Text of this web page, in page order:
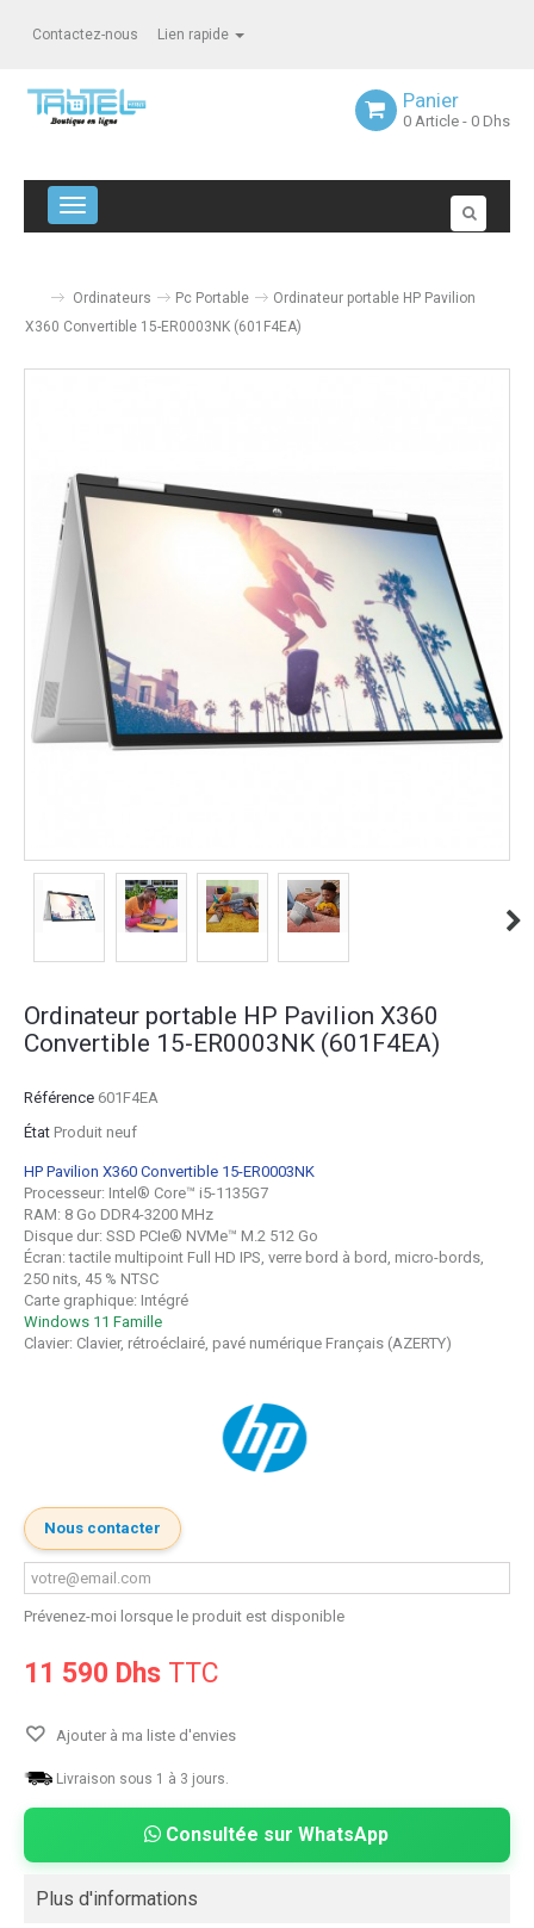
Contactez-nous Lien rapide
Panier
0 Article - 0 Dhs
Navigation bascule
Ordinateurs Pc Portable
Ordinateur portable HP Pavilion
X360 Convertible 15-ER0003NK (601F4EA)
Ordinateur portable HP Pavilion X360
Convertible 15-ER0003NK (601F4EA)
Référence 601F4EA
État Produit neuf
HP Pavilion X360 Convertible 15-ER0003NK
Processeur: Intel® Core™ i5-1135G7
RAM: 8 Go DDR4-3200 MHz
Disque dur: SSD PCIe® NVMe™ M.2 512 Go
Écran: tactile multipoint Full HD IPS, verre bord à bord, micro-bords,
250 nits, 45 % NTSC
Carte graphique: Intégré
Windows 11 Famille
Clavier: Clavier, rétroéclairé, pavé numérique Français (AZERTY)
Nous contacter
Prévenez-moi lorsque le produit est disponible
11 590 Dhs TTC
Ajouter à ma liste d'envies
Livraison sous 1 à 3 jours.
Consultée sur WhatsApp
Plus d'informations